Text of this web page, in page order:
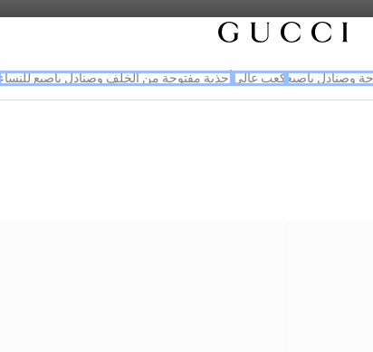
وصنادل بإصبع كعب عالي أحذية مفتوحة من الخلف وصنادل بإصبع للنساء